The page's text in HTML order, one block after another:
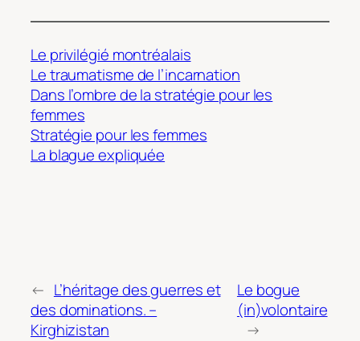
Le privilégié montréalais
Le traumatisme de l’incarnation
Dans l’ombre de la stratégie pour les
femmes
Stratégie pour les femmes
La blague expliquée
← L’héritage des guerres et
des dominations. –
Kirghizistan
Le bogue
(in)volontaire
→